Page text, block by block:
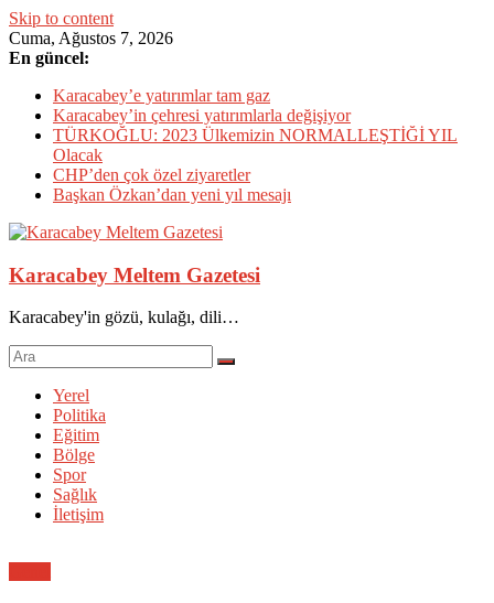
Skip to content
Cuma, Ağustos 7, 2026
En güncel:
Karacabey’e yatırımlar tam gaz
Karacabey’in çehresi yatırımlarla değişiyor
TÜRKOĞLU: 2023 Ülkemizin NORMALLEŞTİĞİ YIL
Olacak
CHP’den çok özel ziyaretler
Başkan Özkan’dan yeni yıl mesajı
Karacabey Meltem Gazetesi
Karacabey'in gözü, kulağı, dili…
Yerel
Politika
Eğitim
Bölge
Spor
Sağlık
İletişim